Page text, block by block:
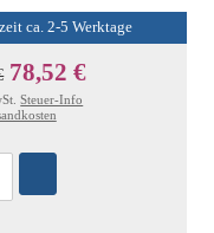
ca. 2-5 Werktage
78,52 €
Steuer-Info